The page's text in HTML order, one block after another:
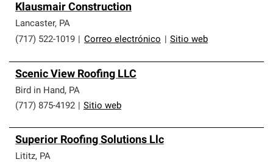
Klausmair Construction
Lancaster, PA
(717) 522-1019
Correo electrónico Sitio web
Scenic View Roofing LLC
Bird in Hand, PA
(717) 875-4192
Sitio web
Superior Roofing Solutions Llc
Lititz, PA